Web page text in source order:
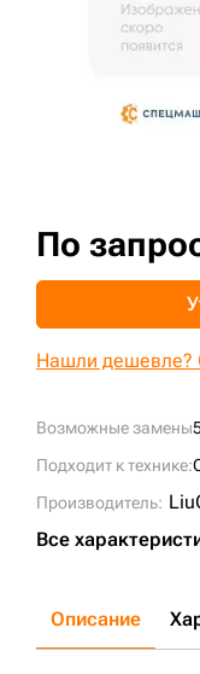
Возможные замены
Подходит к технике:
Производитель:
Все
По
Нашли дешевле?
Описание
3D тур по складам
sksale@skdst.ru